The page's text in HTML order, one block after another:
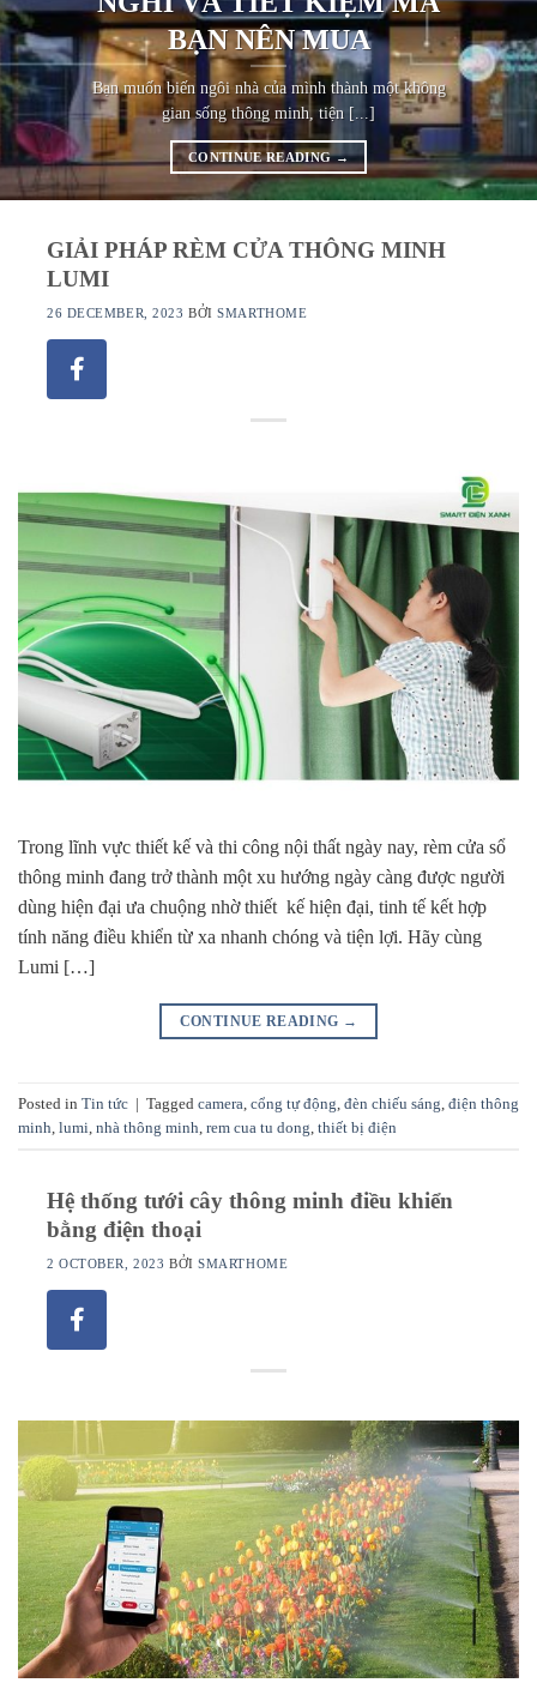
BẠN NÊN MUA
Bạn muốn biến ngôi nhà của mình thành một không
gian sống thông minh, tiện [...]
CONTINUE READING→
GIẢI PHÁP RÈM CỬA THÔNG MINH
LUMI
26 DECEMBER, 2023 BỞISMARTHOME
Trong lĩnh vực thiết kế và thi công nội thất ngày nay, rèm cửa sổ
thông minh đang trở thành một xu hướng ngày càng được người
dùng hiện đại ưa chuộng nhờ thiết kế hiện đại, tinh tế kết hợp
tính năng điều khiển từ xa nhanh chóng và tiện lợi. Hãy cùng
Lumi […]
CONTINUE READING →
Posted in Tin tức | Tagged camera cổng tự động đèn chiếu sáng điện thông
minh lumi nhà thông minh rem cua tu dong thiết bị điện
Hệ thống tưới cây thông minh điều khiển
bằng điện thoại
2 OCTOBER, 2023 BỞISMARTHOME